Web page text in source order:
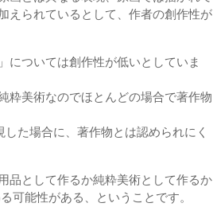
えられているとして、作者の創作性が
については創作性が低いとしていま
粋美術なのでほとんどの場合で著作物
た場合に、著作物とは認められにく
品として作るか純粋美術として作るか
可能性がある、ということです。